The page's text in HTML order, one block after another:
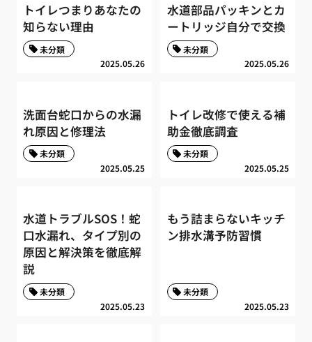
トイレつまりあなたの
知らない理由
2025.05.26
未分類
水道部品パッキンとカ
ートリッジ自分で交換
2025.05.26
未分類
洗面台蛇口からの水漏
れ原因と修理法
2025.05.25
未分類
トイレ改修で使える補
助金徹底調査
2025.05.25
未分類
水道トラブルSOS！蛇
口水漏れ、タイプ別の
原因と解決策を徹底解
説
2025.05.23
未分類
もう詰まらないキッチ
ン排水溝予防習慣
2025.05.23
未分類